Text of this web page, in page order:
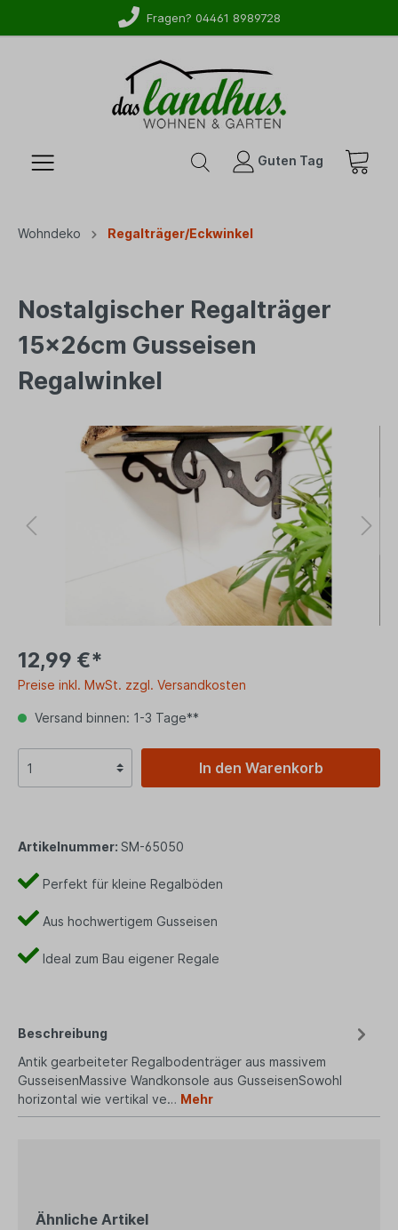
Fragen? 04461 8989728
Guten Tag
Wohndeko Regalträger/Eckwinkel
Nostalgischer Regalträger
15x26cm Gusseisen
Regalwinkel
12,99 €*
Preise inkl. MwSt. zzgl. Versandkosten
Versand binnen: 1-3 Tage**
In den Warenkorb
Artikelnummer: SM-65050
Perfekt für kleine Regalböden
Aus hochwertigem Gusseisen
Ideal zum Bau eigener Regale
Beschreibung
Antik gearbeiteter Regalbodenträger aus massivem
GusseisenMassive Wandkonsole aus GusseisenSowohl
horizontal wie vertikal ve… Mehr
Ähnliche Artikel